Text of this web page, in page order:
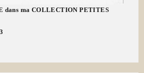
dans ma COLLECTION PETITES